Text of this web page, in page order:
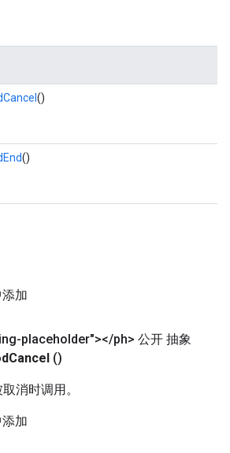
()
()
加
placeholder"></ph> 公开 抽象
Cancel ()
消时调用。
加